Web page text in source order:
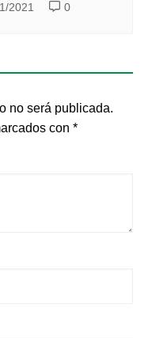
2021 0
no será publicada.
con *